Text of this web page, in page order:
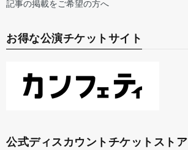
記事の掲載をご希望の方へ
お得な公演チケットサイト
公式ディスカウントチケットストア